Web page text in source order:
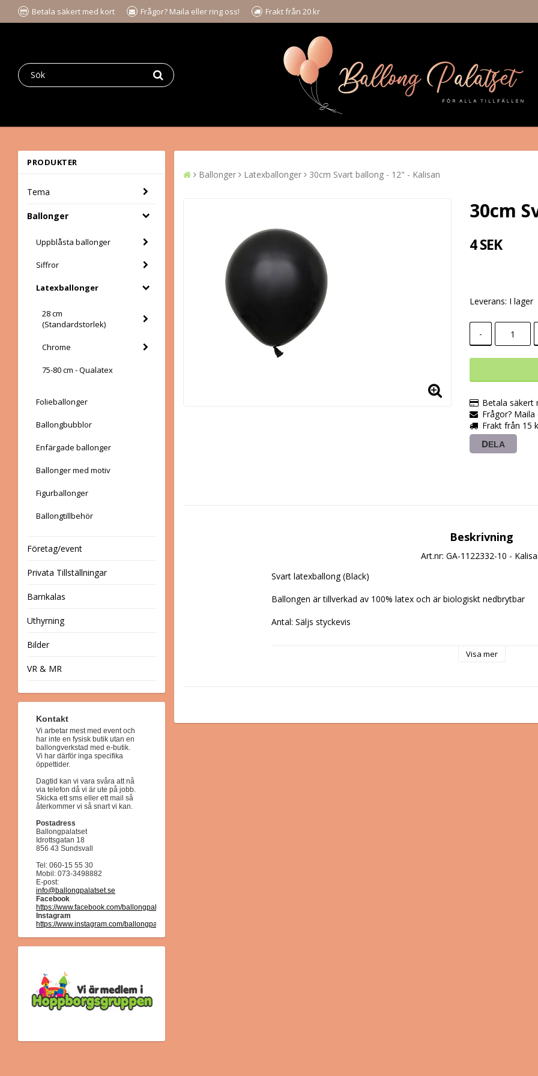
Betala säkert med kort Frågor? Maila eller ring oss! Frakt från 20 kr
PRODUKTER
Tema
Ballonger
Uppblåsta ballonger
Siffror
Latexballonger
28 cm
(Standardstorlek)
Chrome
75-80 cm - Qualatex
Folieballonger
Ballongbubblor
Enfärgade ballonger
Ballonger med motiv
Figurballonger
Ballongtillbehör
Företag/event
Privata Tillställningar
Barnkalas
Uthyrning
Bilder
VR & MR
Kontakt
Vi arbetar mest med event och
har inte en fysisk butik utan en
ballongverkstad med e-butik.
Vi har därför inga specifika
öppettider.
Dagtid kan vi vara svåra att nå
via telefon då vi är ute på jobb.
Skicka ett sms eller ett mail så
återkommer vi så snart vi kan.
Postadress
Ballongpalatset
Idrottsgatan 18
856 43 Sundsvall
Tel: 060-15 55 30
Mobil: 073-3498882
E-post:
info@ballongpalatset.se
Facebook
https://www.facebook.com/ballongpalatset/
Instagram
https://www.instagram.com/ballongpalatset/
Ballonger Latexballonger 30cm Svart ballong - 12" - Kalisan
30cm
4 SEK
Leverans: I lager
-
Betala säkert
Frågor?
Frakt från 15
DELA
Beskrivning
Art.nr: GA-1122332-10 -
Svart latexballong (Black)
Ballongen är tillverkad av 100% latex och är biologiskt nedbrytbar
Antal: Säljs styckevis
Visa mer